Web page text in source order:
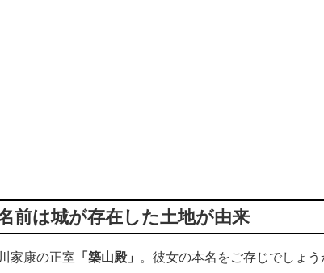
前は城が存在した土地が由来
家康の正室 「築山殿」 。彼女の本名をご存じでしょ